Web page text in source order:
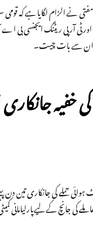
نے الزام لگایا ہے کہ قومی
آر پی ریٹنگ ایجنسی بی
کی ان سے بات چیت۔
حملے کی جانکاری
جانچ کے لیےپارلیامانی